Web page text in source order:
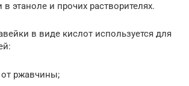
в этаноле и прочих растворителях.
в виде кислот используется для
от ржавчины;